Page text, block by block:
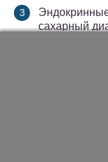
сахарный